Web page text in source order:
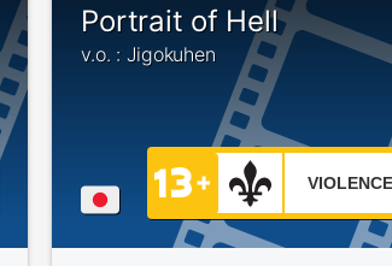
Portrait of Hell
v.o. : Jigokuhen
VIOLENCE